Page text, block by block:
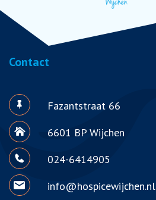
Contact
Fazantstraat 66
6601 BP Wijchen
024-6414905
info@hospicewijchen.nl